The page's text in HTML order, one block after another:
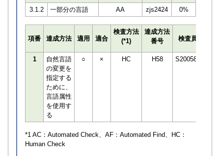
3.1.2
一部分の言語 AA zjs2424 0%
項番 達成方法 適用 適合
検査方法
(*1)
達成方法
番号
検査員
1
自然言語
の変更を
指定する
ために、
言語属性
を使用す
る
○ × HC H58 S200589
*1 AC： Automated Check、AF： Automated Find、HC：
Human Check